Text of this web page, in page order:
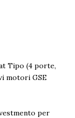
Tipo (4 porte,
motori GSE
per